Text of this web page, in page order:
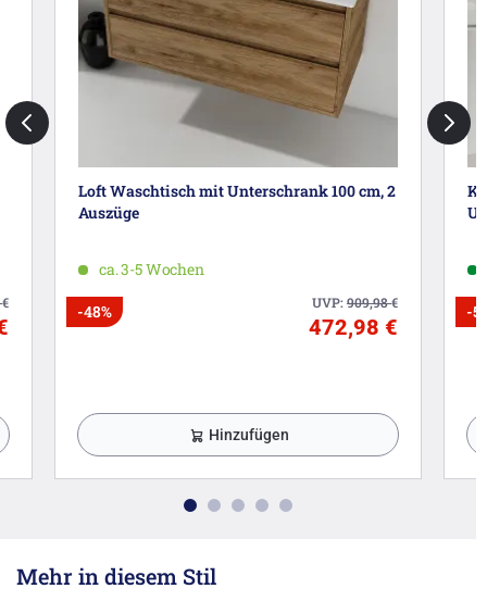
€
Loft Waschtisch mit Unterschrank 100 cm, 2
Auszüge
ca. 3-5 Wochen
UVP:909,98€
-48%
472,98 €
Hinzufügen
-
Mehr in diesem Stil